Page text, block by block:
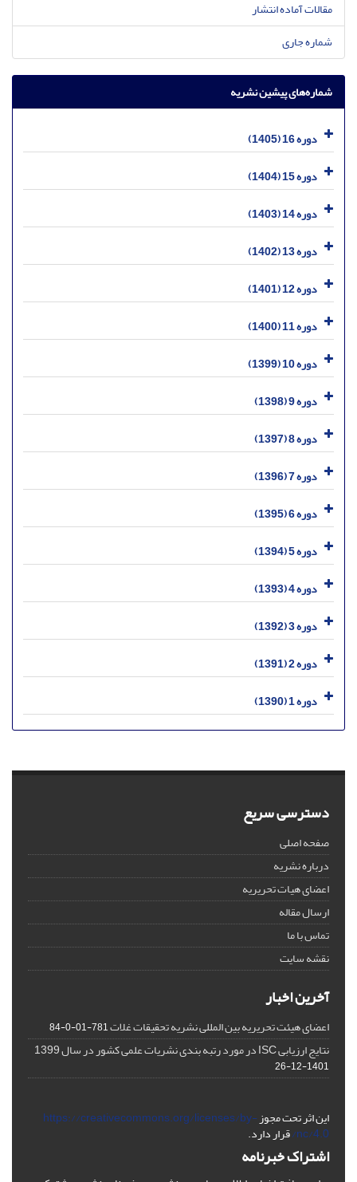
مقالات آماده انتشار
شماره جاری
شماره‌های پیشین نشریه
دوره 16 (1405)
دوره 15 (1404)
دوره 14 (1403)
دوره 13 (1402)
دوره 12 (1401)
دوره 11 (1400)
دوره 10 (1399)
دوره 9 (1398)
دوره 8 (1397)
دوره 7 (1396)
دوره 6 (1395)
دوره 5 (1394)
دوره 4 (1393)
دوره 3 (1392)
دوره 2 (1391)
دوره 1 (1390)
دسترسی سریع
صفحه اصلی
درباره نشریه
اعضای هیات تحریریه
ارسال مقاله
تماس با ما
نقشه سایت
آخرین اخبار
اعضای هیئت تحریریه بین المللی نشریه تحقیقات غلات781-01-0-84
نتایج ارزیابی ISC در مورد رتبه بندی نشریات علمی کشور در سال 1399
1401-12-26
این اثر تحت مجوزhttps://creativecommons.org/licenses/by-
nc/4.0/ قرار دارد.
اشتراک خبرنامه